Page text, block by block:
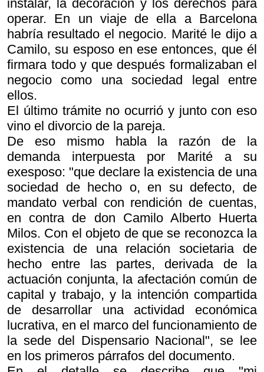
instalar, la decoración y los derechos para
operar. En un viaje de ella a Barcelona
habría resultado el negocio. Marité le dijo a
Camilo, su esposo en ese entonces, que él
firmara todo y que después formalizaban el
negocio como una sociedad legal entre
ellos.
El último trámite no ocurrió y junto con eso
vino el divorcio de la pareja.
De eso mismo habla la razón de la
demanda interpuesta por Marité a su
exesposo: "que declare la existencia de una
sociedad de hecho o, en su defecto, de
mandato verbal con rendición de cuentas,
en contra de don Camilo Alberto Huerta
Milos. Con el objeto de que se reconozca la
existencia de una relación societaria de
hecho entre las partes, derivada de la
actuación conjunta, la afectación común de
capital y trabajo, y la intención compartida
de desarrollar una actividad económica
lucrativa, en el marco del funcionamiento de
la sede del Dispensario Nacional", se lee
en los primeros párrafos del documento.